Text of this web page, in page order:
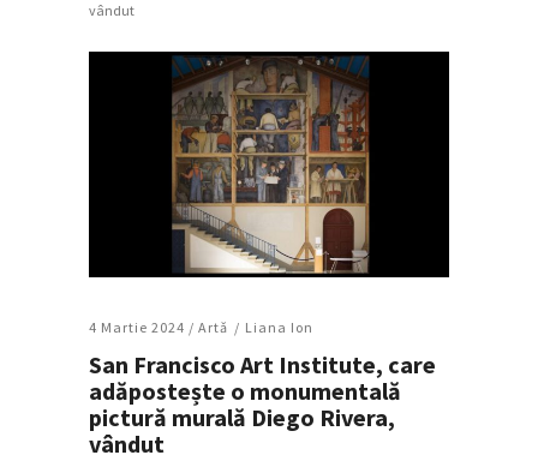
vândut
4 Martie 2024 / Artǎ Liana Ion
San Francisco Art Institute, care
adăpostește o monumentală
pictură murală Diego Rivera,
vândut